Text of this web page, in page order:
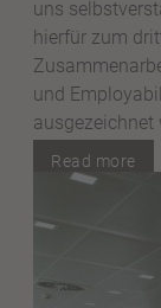
uns
hierfür zum
und
ausgezeichnet
Read more